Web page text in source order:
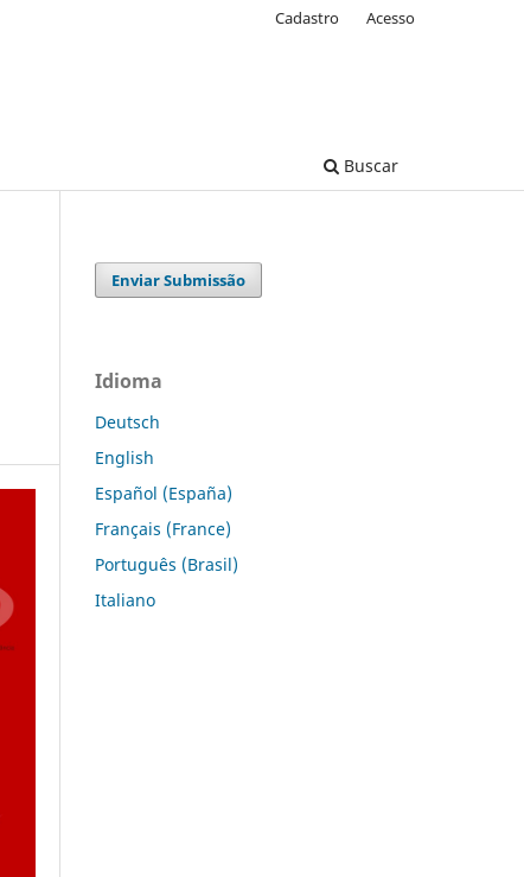
Buscar
Cadastro Acesso
Enviar Submissão
Idioma
Deutsch
English
Español (España)
Français (France)
Português (Brasil)
Italiano